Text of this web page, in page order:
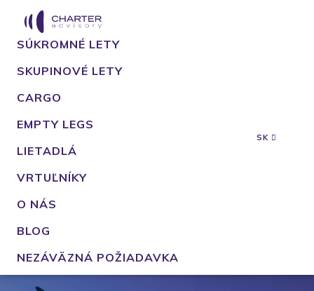
SÚKROMNÉ LETY
SKUPINOVÉ LETY
CARGO
EMPTY LEGS
LIETADLÁ
VRTUĽNÍKY
O NÁS
BLOG
NEZÁVÄZNÁ POŽIADAVKA
SK